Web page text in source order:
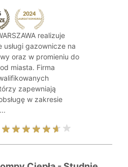
realizuje
usługi gazownicze na
oraz w promieniu do
miasta. Firma
zapewniają
w zakresie